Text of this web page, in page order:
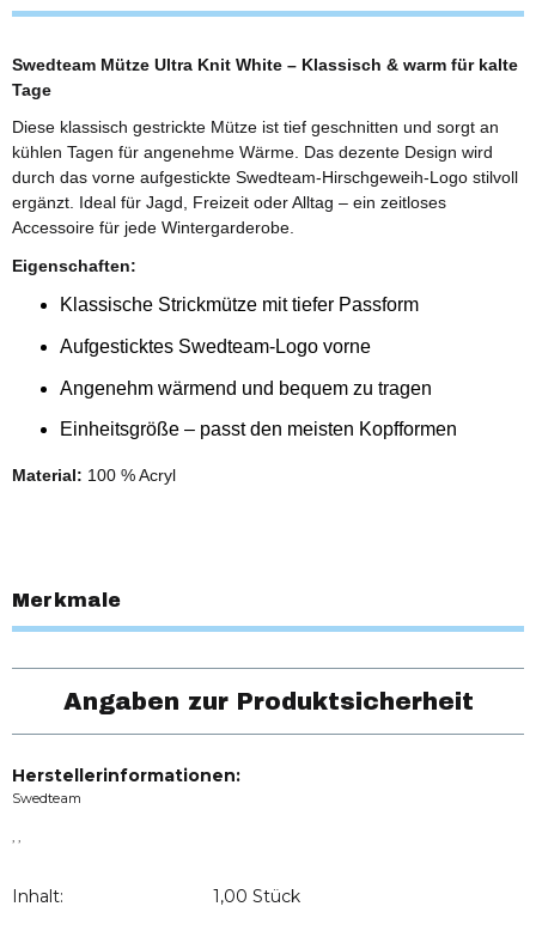
Swedteam Mütze Ultra Knit White – Klassisch & warm für kalte
Tage
Diese klassisch gestrickte Mütze ist tief geschnitten und sorgt an
kühlen Tagen für angenehme Wärme. Das dezente Design wird
durch das vorne aufgestickte Swedteam-Hirschgeweih-Logo stilvoll
ergänzt. Ideal für Jagd, Freizeit oder Alltag – ein zeitloses
Accessoire für jede Wintergarderobe.
Eigenschaften:
Klassische Strickmütze mit tiefer Passform
Aufgesticktes Swedteam-Logo vorne
Angenehm wärmend und bequem zu tragen
Einheitsgröße – passt den meisten Kopfformen
Material: 100 % Acryl
Merkmale
Angaben zur Produktsicherheit
Herstellerinformationen:
Swedteam
, ,
Inhalt: 1,00 Stück